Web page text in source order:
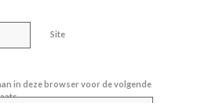
Site
in deze browser voor de volgende